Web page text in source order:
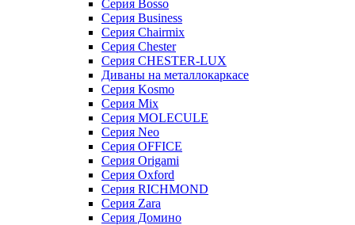
Серия Bosso
Серия Business
Серия Chairmix
Серия Chester
Серия CHESTER-LUX
Диваны на металлокаркасе
Серия Kosmo
Серия Mix
Серия MOLECULE
Серия Neo
Серия OFFICE
Серия Origami
Серия Oxford
Серия RICHMOND
Серия Zara
Серия Домино